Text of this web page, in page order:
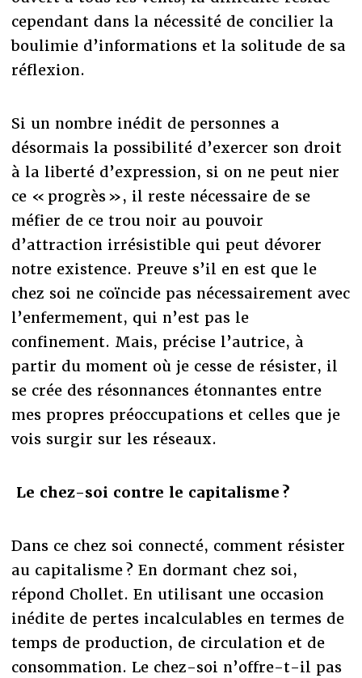
cependant dans la nécessité de concilier la
boulimie d’informations et la solitude de sa
réflexion.
Si un nombre inédit de personnes a
désormais la possibilité d’exercer son droit
à la liberté d’expression, si on ne peut nier
ce « progrès », il reste nécessaire de se
méfier de ce trou noir au pouvoir
d’attraction irrésistible qui peut dévorer
notre existence. Preuve s’il en est que le
chez soi ne coïncide pas nécessairement avec
l’enfermement, qui n’est pas le
confinement. Mais, précise l’autrice, à
partir du moment où je cesse de résister, il
se crée des résonnances étonnantes entre
mes propres préoccupations et celles que je
vois surgir sur les réseaux.
Le chez-soi contre le capitalisme ?
Dans ce chez soi connecté, comment résister
au capitalisme ? En dormant chez soi,
répond Chollet. En utilisant une occasion
inédite de pertes incalculables en termes de
temps de production, de circulation et de
consommation. Le chez-soi n’offre-t-il pas